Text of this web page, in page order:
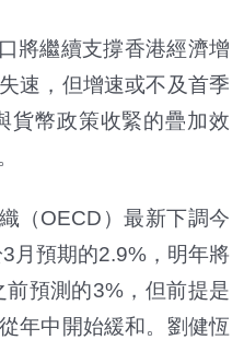
將繼續支撐香港經濟增
速，但增速或不及首季
貨幣政策收緊的疊加效
（OECD）最新下調今
月預期的2.9%，明年將
預測的3%，但前提是
年中開始緩和。劉健恆